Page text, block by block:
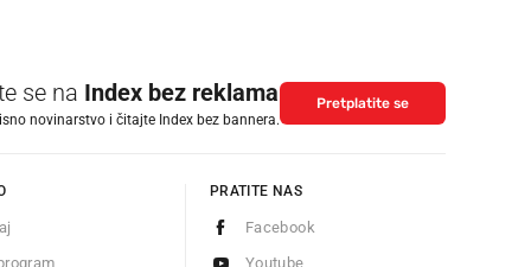
se na Index bez reklama
novinarstvo i čitajte Index bez bannera.
Pretplatite se
PRATITE NAS
Facebook
Youtube